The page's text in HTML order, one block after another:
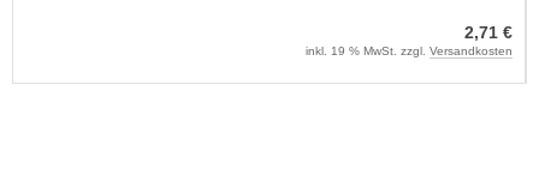
2,71 €
inkl. 19 % MwSt. zzgl. Versandkosten